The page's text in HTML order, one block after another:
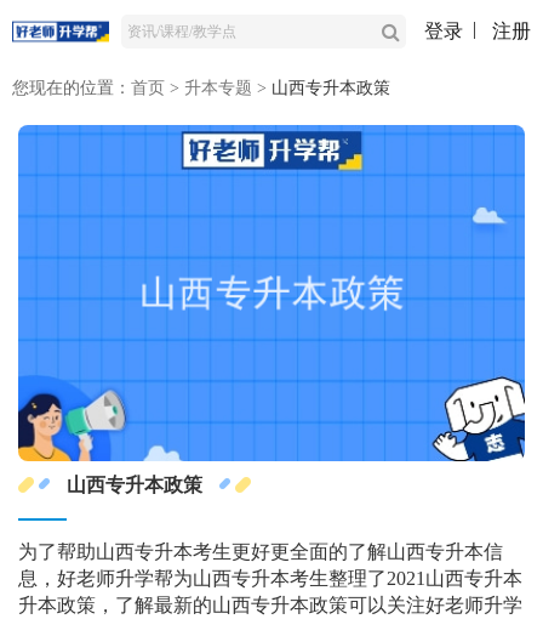
登录 注册
您现在的位置： 首页 > 升本专题 > 山西专升本政策
山西专升本政策
为了帮助山西专升本考生更好更全面的了解山西专升本信
息，好老师升学帮为山西专升本考生整理了2021山西专升本
升本政策，了解最新的山西专升本政策可以关注好老师升学